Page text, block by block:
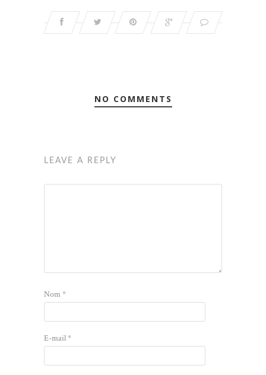
NO COMMENTS
LEAVE A REPLY
Nom*
E-mail*